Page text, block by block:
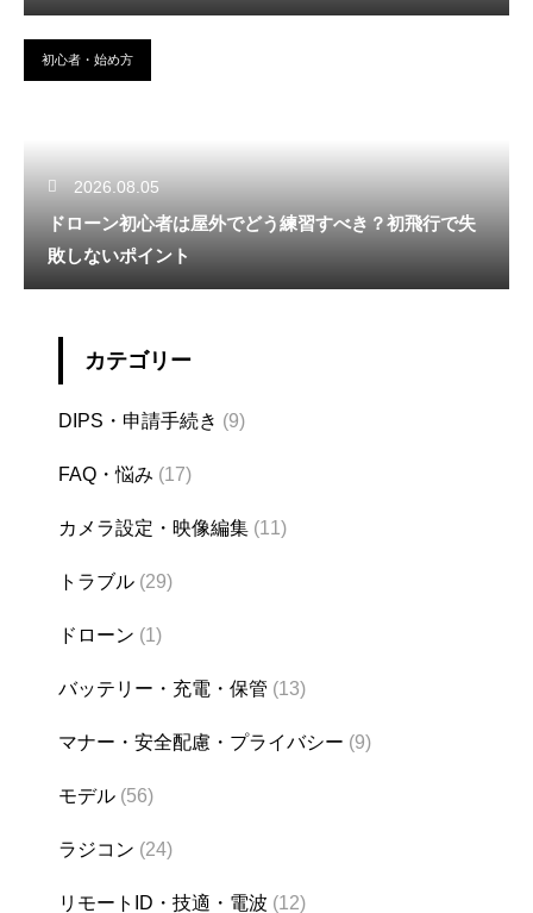
初心者・始め方
2026.08.05
ドローン初心者は屋外でどう練習すべき？初飛行で失
敗しないポイント
カテゴリー
DIPS・申請手続き (9)
FAQ・悩み (17)
カメラ設定・映像編集 (11)
トラブル (29)
ドローン (1)
バッテリー・充電・保管 (13)
マナー・安全配慮・プライバシー (9)
モデル (56)
ラジコン (24)
リモートID・技適・電波 (12)